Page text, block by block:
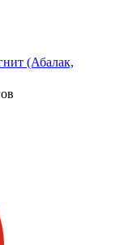
(Абалак,